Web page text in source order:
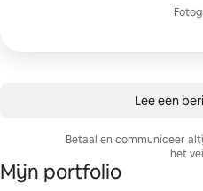
Lee een
Betaal en communiceer
het
Mijn portfolio